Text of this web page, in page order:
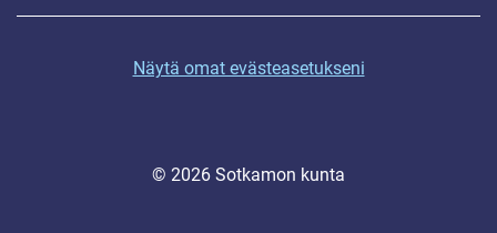
Näytä omat evästeasetukseni
© 2026 Sotkamon kunta